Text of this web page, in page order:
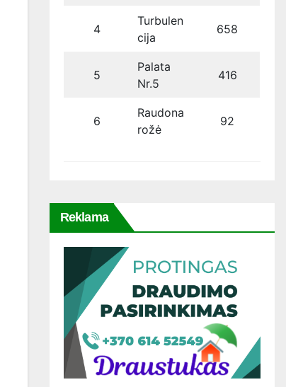
4
Turbulen
cija
658
5
Palata
Nr.5
416
6
Raudona
rožė
92
Reklama